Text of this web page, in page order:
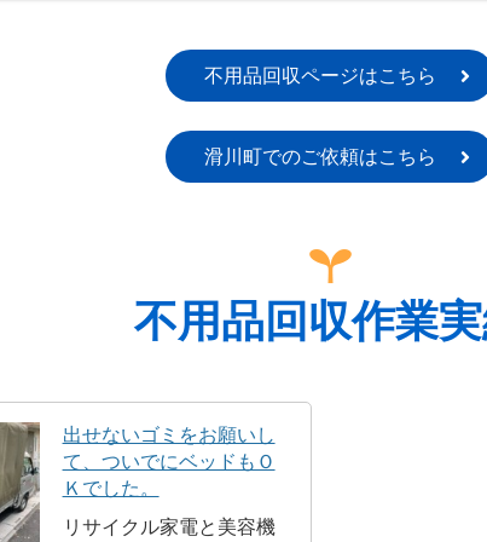
不用品回収ページはこちら
滑川町でのご依頼はこちら
不用品回収作業
出せないゴミをお願いし
て、ついでにベッドもＯ
Ｋでした。
リサイクル家電と美容機